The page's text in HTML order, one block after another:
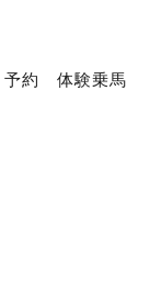
予約 体験乗馬